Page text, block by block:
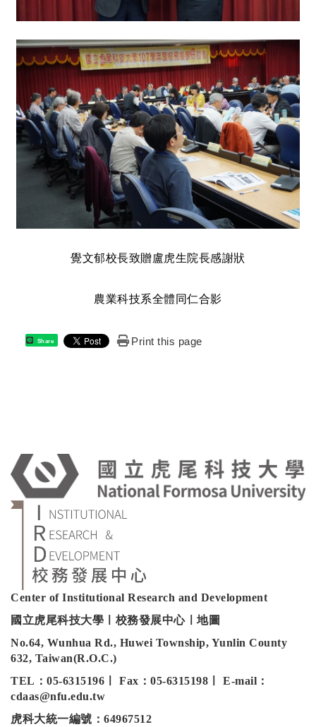
覺文郁校長致贈盧虎生院長感謝狀
農業科技系全體同仁合影
Share Print this page
Center of Institutional Research and Development
國立虎尾科技大學ㅣ校務發展中心ㅣ地圖
No.64, Wunhua Rd., Huwei Township, Yunlin County
632, Taiwan(R.O.C.)
TEL：05-6315196ㅣ Fax：05-6315198ㅣ E-mail：
cdaas@nfu.edu.tw
虎科大統一編號：64967512